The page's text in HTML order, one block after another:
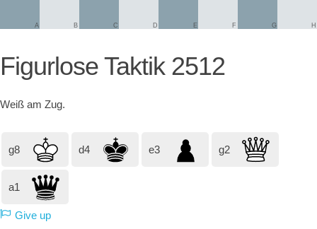
A B C D E F G H
Figurlose Taktik 2512
Weiß am Zug.
g8 d4 e3 g2
a1
Give up